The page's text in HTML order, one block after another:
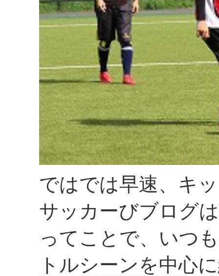
ではでは早速、キ
サッカーびブログ
ってことで、いつ
トルシーンを中心